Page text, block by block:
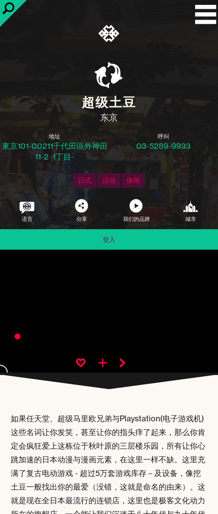
超级土豆
东京
地址
東京101-00211千代田區外神田
11-2 -1丁目-
呼叫
03-5289-9933
日式 活动 休闲
语言 分享 我们的品牌 城市
登入
如果任天堂、超级马里欧兄弟与Playstation(电子游戏机)
这些名词让你发笑，甚至让你的指头痒了起来，那么你肯
定会疯狂爱上这栋位于秋叶原的三层楼乐园，所有让你心
跳加速的日本动漫与漫画元素，在这里一样不缺。这里充
满了复古电动游戏 - 超过5万套游戏库存 – 及设备，像挖
土豆一般找出你的最爱（没错，这就是命名的由来）。这
就是现在全日本最流行的连锁店，这里也是极客文化动力